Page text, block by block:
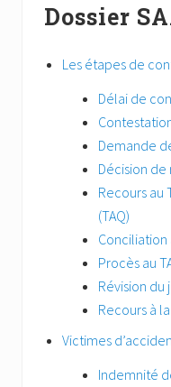
Dossier
Les étapes de
Délai de
Demande
Décision
Recours au
(TAQ)
Conciliation
Procès au
Révision du
Recours à
Victimes
Indemnité